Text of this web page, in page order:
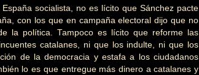
socialista, no es lícito que Sánchez pacte
con los que en campaña electoral dijo que no
la política. Tampoco es lícito que reforme las
catalanes, ni que los indulte, ni que los
de la democracia y estafa a los ciudadanos
lo es que entregue más dinero a catalanes y